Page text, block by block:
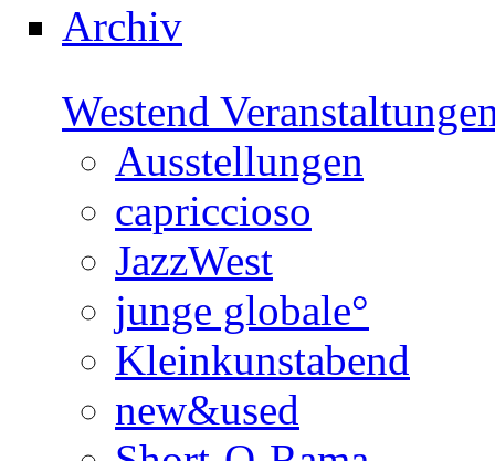
Archiv
Westend
Ausstellungen
capriccioso
JazzWest
junge globale°
Kleinkunstabend
new&used